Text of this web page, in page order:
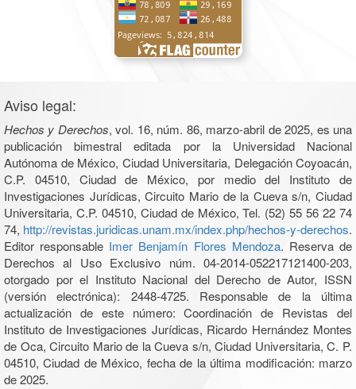
Aviso legal:
Hechos y Derechos, vol. 16, núm. 86, marzo-abril de 2025, es una
publicación bimestral editada por la Universidad Nacional
Autónoma de México, Ciudad Universitaria, Delegación Coyoacán,
C.P. 04510, Ciudad de México, por medio del Instituto de
Investigaciones Jurídicas, Circuito Mario de la Cueva s/n, Ciudad
Universitaria, C.P. 04510, Ciudad de México, Tel. (52) 55 56 22 74
74, http://revistas.juridicas.unam.mx/index.php/hechos-y-derechos.
Editor responsable Imer Benjamín Flores Mendoza. Reserva de
Derechos al Uso Exclusivo núm. 04-2014-052217121400-203,
otorgado por el Instituto Nacional del Derecho de Autor, ISSN
(versión electrónica): 2448-4725. Responsable de la última
actualización de este número: Coordinación de Revistas del
Instituto de Investigaciones Jurídicas, Ricardo Hernández Montes
de Oca, Circuito Mario de la Cueva s/n, Ciudad Universitaria, C. P.
04510, Ciudad de México, fecha de la última modificación: marzo
de 2025.